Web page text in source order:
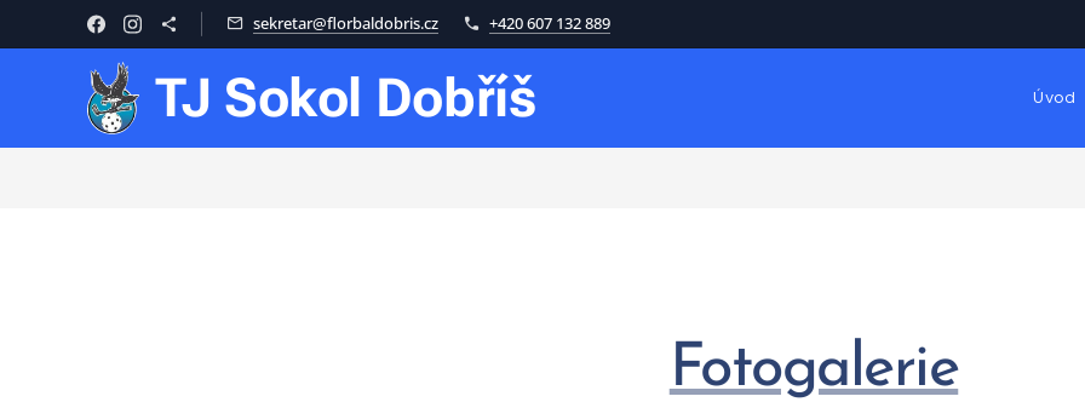
sekretar@florbaldobris.cz +420 607 132 889
TJ Sokol Dobříš Úvod
Fotogalerie